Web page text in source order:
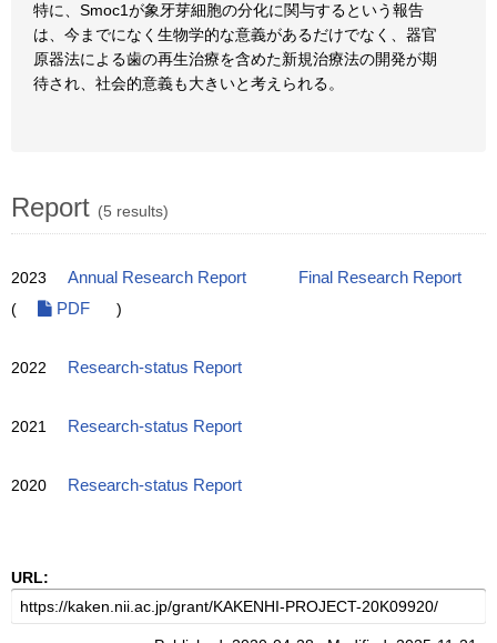
特に、Smoc1が象牙芽細胞の分化に関与するという報告
は、今までになく生物学的な意義があるだけでなく、器官
原器法による歯の再生治療を含めた新規治療法の開発が期
待され、社会的意義も大きいと考えられる。
Report (5 results)
2023 Annual Research Report
Final Research Report
(
PDF )
2022 Research-status Report
2021 Research-status Report
2020 Research-status Report
URL: